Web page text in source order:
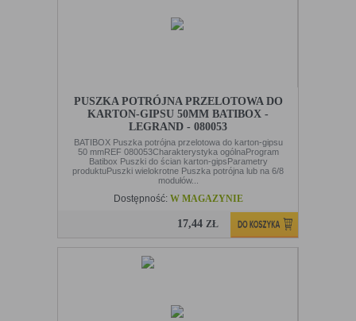
PUSZKA POTRÓJNA PRZELOTOWA DO
KARTON-GIPSU 50MM BATIBOX -
LEGRAND - 080053
BATIBOX Puszka potrójna przelotowa do karton-gipsu
50 mmREF 080053Charakterystyka ogólnaProgram
Batibox Puszki do ścian karton-gipsParametry
produktuPuszki wielokrotne Puszka potrójna lub na 6/8
modułów...
Dostępność: W MAGAZYNIE
17,44ZŁ